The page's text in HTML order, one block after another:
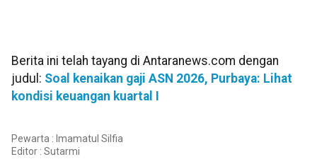
Berita ini telah tayang di Antaranews.com dengan
judul: Soal kenaikan gaji ASN 2026, Purbaya: Lihat
kondisi keuangan kuartal I
Pewarta : Imamatul Silfia
Editor : Sutarmi